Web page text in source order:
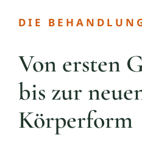
DIE
Von ersten
bis zur
Körperform